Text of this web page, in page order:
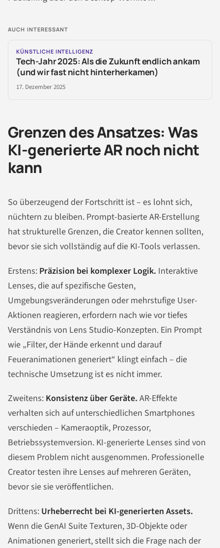
AUCH INTERESSANT
KÜNSTLICHE INTELLIGENZ
Tech-Jahr 2025: Als die Zukunft endlich ankam
(und wir fast nicht hinterherkamen)
17. Dezember 2025
Grenzen des Ansatzes: Was
KI-generierte AR noch nicht
kann
So überzeugend der Fortschritt ist – es lohnt sich,
nüchtern zu bleiben. Prompt-basierte AR-Erstellung
hat strukturelle Grenzen, die Creator kennen sollten,
bevor sie sich vollständig auf die KI-Tools verlassen.
Erstens: Präzision bei komplexer Logik. Interaktive
Lenses, die auf spezifische Gesten,
Umgebungsveränderungen oder mehrstufige User-
Aktionen reagieren, erfordern nach wie vor tiefes
Verständnis von Lens Studio-Konzepten. Ein Prompt
wie „Filter, der Hände erkennt und darauf
Feueranimationen generiert“ klingt einfach – die
technische Umsetzung ist es nicht immer.
Zweitens: Konsistenz über Geräte. AR-Effekte
verhalten sich auf unterschiedlichen Smartphones
verschieden – Kameraoptik, Prozessor,
Betriebssystemversion. KI-generierte Lenses sind von
diesem Problem nicht ausgenommen. Professionelle
Creator testen ihre Lenses auf mehreren Geräten,
bevor sie sie veröffentlichen.
Drittens: Urheberrecht bei KI-generierten Assets.
Wenn die GenAI Suite Texturen, 3D-Objekte oder
Animationen generiert, stellt sich die Frage nach der